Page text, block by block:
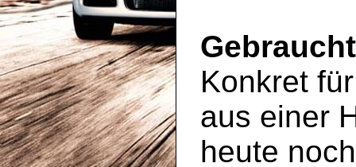
Konkret
aus einer
heute